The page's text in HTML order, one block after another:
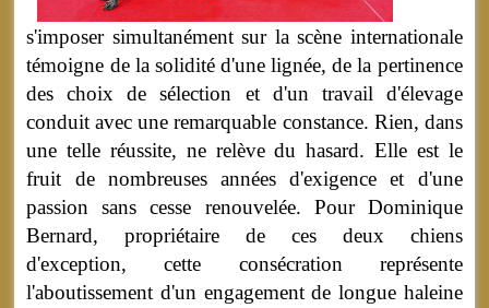
s'imposer simultanément sur la scène internationale
témoigne de la solidité d'une lignée, de la pertinence
des choix de sélection et d'un travail d'élevage
conduit avec une remarquable constance. Rien, dans
une telle réussite, ne relève du hasard. Elle est le
fruit de nombreuses années d'exigence et d'une
passion sans cesse renouvelée. Pour Dominique
Bernard, propriétaire de ces deux chiens
d'exception, cette consécration représente
l'aboutissement d'un engagement de longue haleine